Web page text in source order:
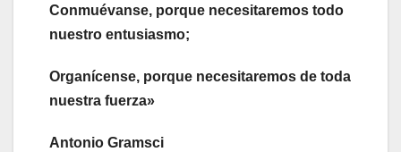
Conmuévanse, porque necesitaremos todo
nuestro entusiasmo;
Organícense, porque necesitaremos de toda
nuestra fuerza»
Antonio Gramsci